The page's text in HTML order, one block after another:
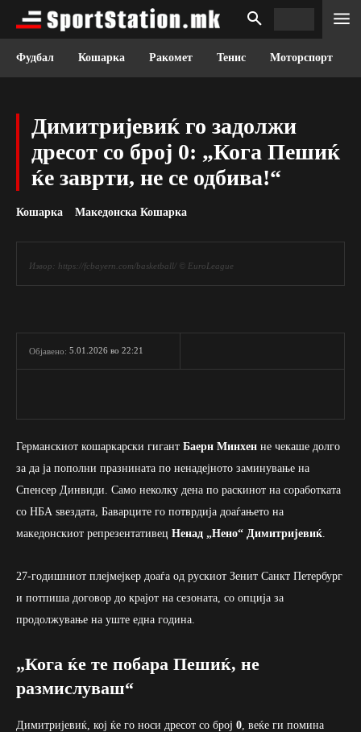
Фудбал Кошарка Ракомет Тенис Моторспорт
Димитријевиќ го задолжи
дресот со број 0: „Кога Пешиќ
ќе заврти, не се одбива!“
Кошарка Македонска Кошарка
Извор: https://fcbayern.com/basketball/ © EuroLeague
Објавено: 5.01.2026 во 22:21
Германскиот кошаркарски гигант Баерн Минхен не чекаше долго
за да ја пополни празнината по ненадејното заминување на
Спенсер Динвиди. Само неколку дена по раскинот на соработката
со НБА ѕвездата, Баварците го потврдија доаѓањето на
македонскиот репрезентативец Ненад „Нено“ Димитријевиќ.
27-годишниот плејмејкер доаѓа од рускиот Зенит Санкт Петербург
и потпиша договор до крајот на сезоната, со опција за
продолжување на уште една година.
„Кога ќе те побара Пешиќ, не
размислуваш“
Димитријевиќ, кој ќе го носи дресот со број 0, веќе ги помина